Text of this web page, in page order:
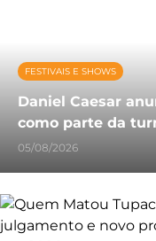
FESTIVAIS E SHOWS
Daniel Caesar
como parte da
05/08/2026